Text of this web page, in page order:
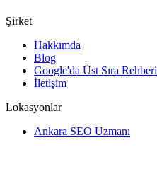
Şirket
Hakkımda
Blog
Google'da Üst Sıra Rehberi
İletişim
Lokasyonlar
Ankara SEO Uzmanı